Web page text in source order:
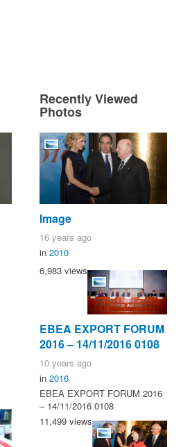
Recently Viewed
Photos
Image
16 years ago
in 2010
6,983 views
ΕΒΕΑ EXPORT FORUM
2016 – 14/11/2016 0108
10 years ago
in 2016
ΕΒΕΑ EXPORT FORUM 2016
– 14/11/2016 0108
11,499 views